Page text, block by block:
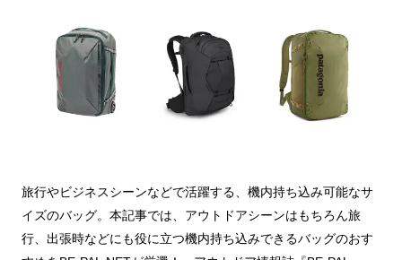
旅行やビジネスシーンなどで活躍する、機内持ち込み可能なサ
イズのバッグ。本記事では、アウトドアシーンはもちろん旅
行、出張時などにも役に立つ機内持ち込みできるバッグのおす